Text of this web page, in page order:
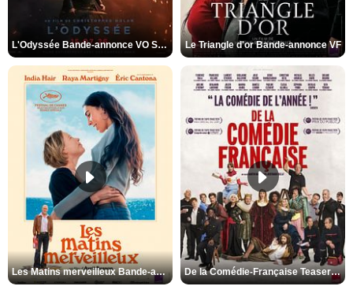
L'Odyssée Bande-annonce VO STFR Le Triangle d'or Bande-annonce VF
Les Matins merveilleux Bande-annonce VF De la Comédie-Française Teaser VF